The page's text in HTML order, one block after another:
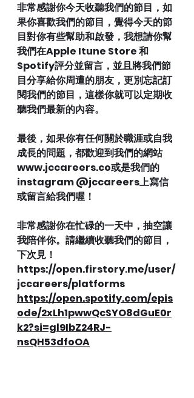
非常感謝你今天收聽我們的節目，如
果你喜歡我們的節目，覺得今天的節
目對你有些幫助和啟發，我想請你幫
我們在Apple Itune Store 和
Spotify評分並留言，並且將我們節
目分享給你周遭的朋友，更別忘記訂
閱我們的節目，這樣你就可以定期收
聽我們最新的內容。
最後，如果你有任何關於職涯或自我
成長的問題，都歡迎到我們的網站
www.jccareers.co或是我們的
instagram @jccareers上寫信
或留言給我們喔！
非常感謝你在忙碌的一天中，抽空讓
我陪伴你。請繼續收聽我們的節目，
下次見！
https://open.firstory.me/user/
jccareers/platforms
https://open.spotify.com/epis
ode/2xLh1pwwQcSYO8dGuE0r
k2?si=gl9IbZ24RJ-
nsQH53dfoOA